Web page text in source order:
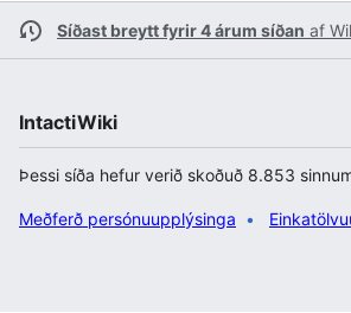
Síðast breytt fyrir 4 árum síðan af
IntactiWiki
Þessi síða hefur verið skoðuð 8.853
Meðferð persónuupplýsinga